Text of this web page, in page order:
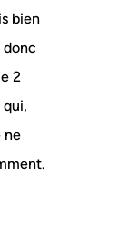
bien
donc
2
qui,
ne